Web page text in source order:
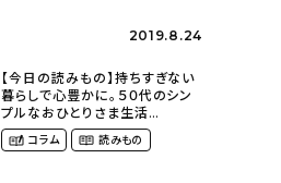
2019.8.24
【今日の読みもの】持ちすぎない
暮らしで心豊かに。５０代のシン
プルなおひとりさま生活
（ohitorisama_kurasiさん）
コラム 読みもの